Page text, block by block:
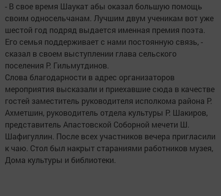
- В свое время Шаукат абы оказал большую помощь
своим односельчанам. Лучшим двум ученикам вот уже
шестой год подряд выдается именная премия поэта.
Его семья поддерживает с нами постоянную связь, -
сказал в своем выступлении глава сельского
поселения Р. Гильмутдинов.
Слова благодарности в адрес организаторов
мероприятия высказали и приехавшие сюда в качестве
гостей заместитель руководителя исполкома района Р.
Ахметшин, руководитель отдела культуры Р. Шакиров,
представитель Апастовской Соборной мечети Ш.
Шафигуллин. После всех участников вечера пригласили
к чаю. Стол был накрыт стараниями работников музея,
Дома культуры и библиотеки.